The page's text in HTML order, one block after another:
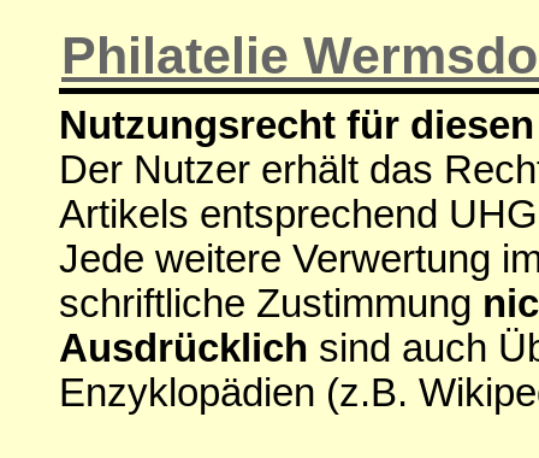
Philatelie
Nutzungsrecht für
Der Nutzer erhält das
Artikels entsprechend
Jede weitere Verwertung
schriftliche Zustimmung
Ausdrücklich sind auch
Enzyklopädien (z.B.